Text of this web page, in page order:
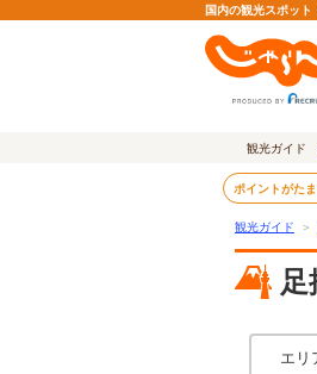
国内の観光スポッ
観光ガイド
ポイントがた
観光ガイド ＞
エリ